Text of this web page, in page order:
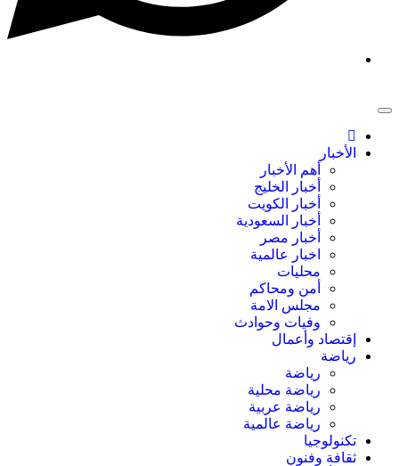
الأخبار
أهم الأخبار
أخبار الخليج
أخبار الكويت
أخبار السعودية
أخبار مصر
اخبار عالمية
محليات
أمن ومحاكم
مجلس الامة
وفيات وحوادث
إقتصاد وأعمال
رياضة
رياضة
رياضة محلية
رياضة عربية
رياضة عالمية
تكنولوجيا
ثقافة وفنون